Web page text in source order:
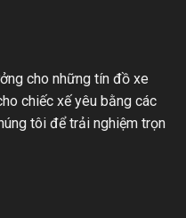
cho những tín đồ xe
chiếc xế yêu bằng các
tôi để trải nghiệm trọn